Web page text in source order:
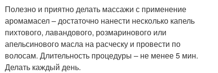
Полезно и приятно делать массажи с применение
аромамасел – достаточно нанести несколько капель
пихтового, лавандового, розмаринового или
апельсинового масла на расческу и провести по
волосам. Длительность процедуры – не менее 5 мин.
Делать каждый день.